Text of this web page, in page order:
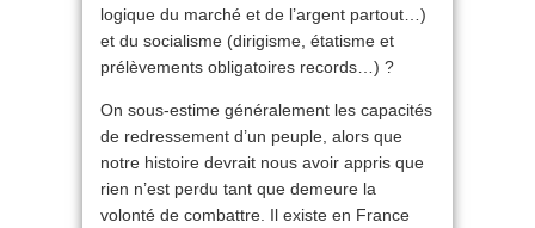
logique du marché et de l’argent partout…)
et du socialisme (dirigisme, étatisme et
prélèvements obligatoires records…) ?
On sous-estime généralement les capacités
de redressement d’un peuple, alors que
notre histoire devrait nous avoir appris que
rien n’est perdu tant que demeure la
volonté de combattre. Il existe en France